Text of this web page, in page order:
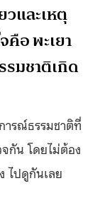
และเหตุ
อ พะเยา
มชาติเกิด
ารณ์ธรรมชาติที่
กัน โดยไม่ต้อง
ไปดูกันเลย